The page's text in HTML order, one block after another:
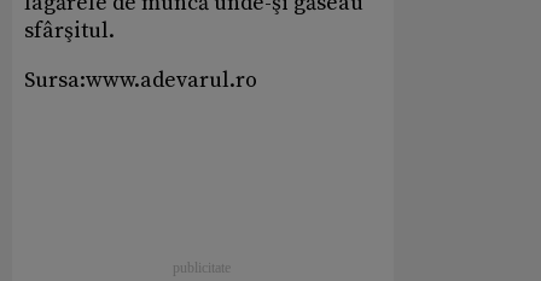
sfârşitul.
Sursa:www.adevarul.ro